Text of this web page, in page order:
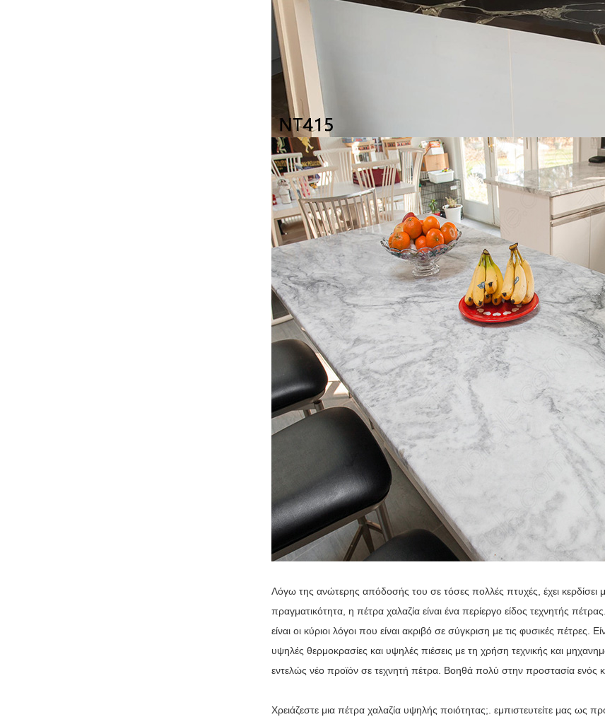
Λόγω της ανώτερης απόδοσής του σε τόσες πολλές πτυχές, έχει κερδίσει
πραγματικότητα, η πέτρα χαλαζία είναι ένα περίεργο είδος τεχνητής
είναι οι κύριοι λόγοι που είναι ακριβό σε σύγκριση με τις φυσικές πέτρες.
υψηλές θερμοκρασίες και υψηλές πιέσεις με τη χρήση τεχνικής και
εντελώς νέο προϊόν σε τεχνητή πέτρα. Βοηθά πολύ στην προστασία ενός
Χρειάζεστε μια πέτρα χαλαζία υψηλής ποιότητας;. εμπιστευτείτε μας ως